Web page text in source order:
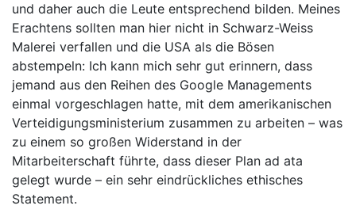
und daher auch die Leute entsprechend bilden. Meines
Erachtens sollten man hier nicht in Schwarz-Weiss
Malerei verfallen und die USA als die Bösen
abstempeln: Ich kann mich sehr gut erinnern, dass
jemand aus den Reihen des Google Managements
einmal vorgeschlagen hatte, mit dem amerikanischen
Verteidigungsministerium zusammen zu arbeiten – was
zu einem so großen Widerstand in der
Mitarbeiterschaft führte, dass dieser Plan ad ata
gelegt wurde – ein sehr eindrückliches ethisches
Statement.